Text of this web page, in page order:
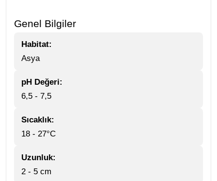
Genel Bilgiler
Habitat:
Asya
pH Değeri:
6,5 - 7,5
Sıcaklık:
18 - 27°C
Uzunluk:
2 - 5 cm